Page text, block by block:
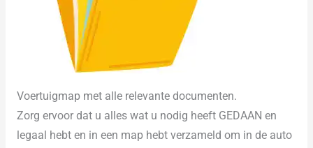
Voertuigmap met alle relevante documenten.
Zorg ervoor dat u alles wat u nodig heeft GEDAAN en
legaal hebt en in een map hebt verzameld om in de auto